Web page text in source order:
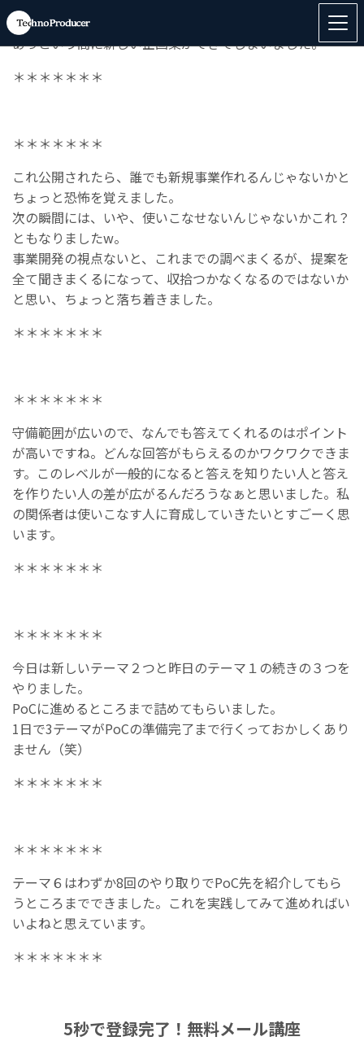
＊＊＊＊＊＊＊
あっという間に新しい企画案ができてしまいました。
＊＊＊＊＊＊＊
＊＊＊＊＊＊＊
これ公開されたら、誰でも新規事業作れるんじゃないかと
ちょっと恐怖を覚えました。
次の瞬間には、いや、使いこなせないんじゃないかこれ？
ともなりましたw。
事業開発の視点ないと、これまでの調べまくるが、提案を
全て聞きまくるになって、収拾つかなくなるのではないか
と思い、ちょっと落ち着きました。
＊＊＊＊＊＊＊
＊＊＊＊＊＊＊
守備範囲が広いので、なんでも答えてくれるのはポイント
が高いですね。どんな回答がもらえるのかワクワクできま
す。このレベルが一般的になると答えを知りたい人と答え
を作りたい人の差が広がるんだろうなぁと思いました。私
の関係者は使いこなす人に育成していきたいとすごーく思
います。
＊＊＊＊＊＊＊
＊＊＊＊＊＊＊
今日は新しいテーマ２つと昨日のテーマ１の続きの３つを
やりました。
PoCに進めるところまで詰めてもらいました。
1日で3テーマがPoCの準備完了まで行くっておかしくあり
ません（笑）
＊＊＊＊＊＊＊
＊＊＊＊＊＊＊
テーマ６はわずか8回のやり取りでPoC先を紹介してもら
うところまでできました。これを実践してみて進めればい
いよねと思えています。
＊＊＊＊＊＊＊
5秒で登録完了！無料メール講座